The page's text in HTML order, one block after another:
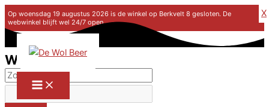
Op woensdag 19 augustus 2026 is de winkel op Berkvelt 8 gesloten. De
webwinkel blijft wel 24/7 open.
X
Winkel